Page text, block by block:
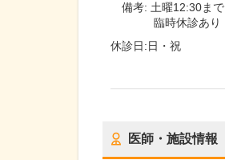
備考: 土曜12:30まで
臨時休診あり
休診日:日・祝
医師・施設情報